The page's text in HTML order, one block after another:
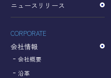
て、上述の方法・目的にお
データ処理に関し、お客様
ー】
partner-sites?
ニュースリリース
CORPORATE
会社情報
会社概要
沿革